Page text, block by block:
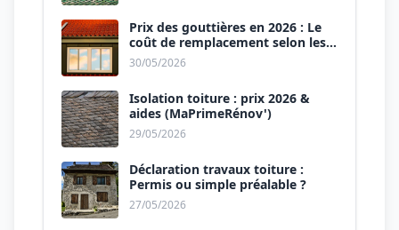
Prix des gouttières en 2026 : Le
coût de remplacement selon les
matériaux
30/05/2026
Isolation toiture : prix 2026 &
aides (MaPrimeRénov')
29/05/2026
Déclaration travaux toiture :
Permis ou simple préalable ?
27/05/2026